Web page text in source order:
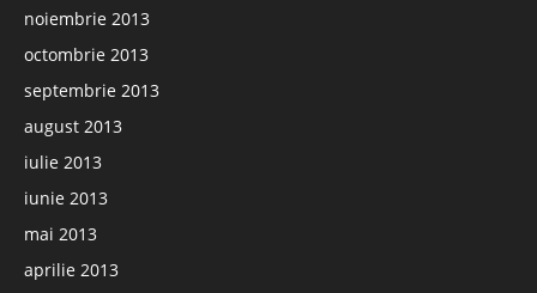
noiembrie 2013
octombrie 2013
septembrie 2013
august 2013
iulie 2013
iunie 2013
mai 2013
aprilie 2013